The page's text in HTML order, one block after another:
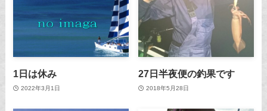
1日は休み
2022年3月1日
27日半夜便の釣果です
2018年5月28日